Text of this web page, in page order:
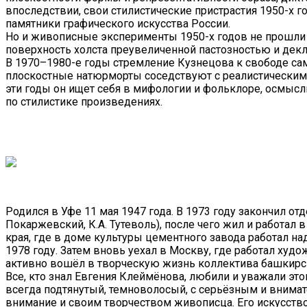
впоследствии, свои стилистические пристрастия 1950-
памятники графического искусства России.
Но и живописные эксперименты 1950-х годов не прошли
поверхность холста преувеличенной пастозностью и
В 1970–1980-е годы стремление Кузнецова к свободе
плоскостные натюрморты соседствуют с
эти годы он ищет себя в мифологии и фольклоре,
по стилистике произведениях.
Родился в Уфе 11 мая 1947 года. В 1973 году закончил
Покаржевский, К.А. Тутеволь), после чего жил и
края, где в доме культуры цементного завода работал
1978 году. Затем вновь уехал в Москву, где работал
активно вошёл в творческую жизнь коллектива
Все, кто знал Евгения Клеймёнова, любили и уважали
всегда подтянутый, темноволосый, с серьёзным и
внимание и своим творчеством живописца. Его